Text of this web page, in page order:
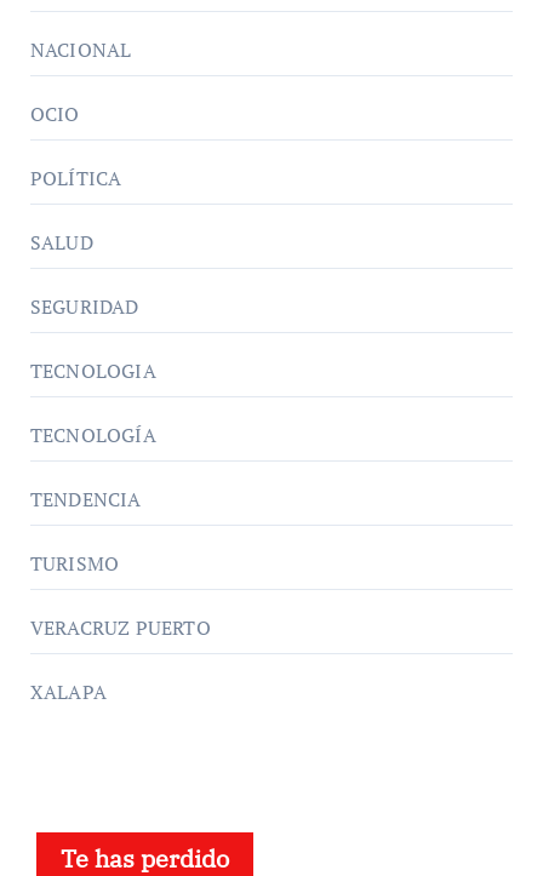
NACIONAL
OCIO
POLÍTICA
SALUD
SEGURIDAD
TECNOLOGIA
TECNOLOGÍA
TENDENCIA
TURISMO
VERACRUZ PUERTO
XALAPA
Te has perdido